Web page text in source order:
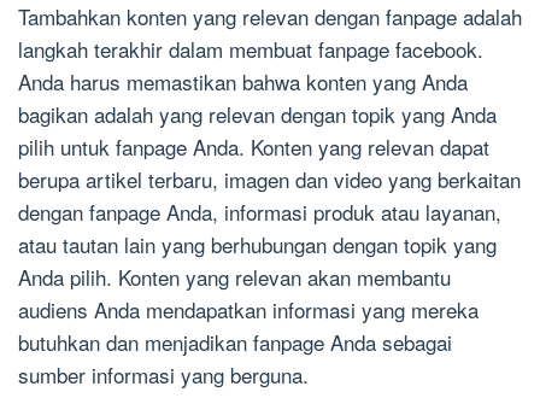
Tambahkan konten yang relevan dengan fanpage adalah
langkah terakhir dalam membuat fanpage facebook.
Anda harus memastikan bahwa konten yang Anda
bagikan adalah yang relevan dengan topik yang Anda
pilih untuk fanpage Anda. Konten yang relevan dapat
berupa artikel terbaru, imagen dan video yang berkaitan
dengan fanpage Anda, informasi produk atau layanan,
atau tautan lain yang berhubungan dengan topik yang
Anda pilih. Konten yang relevan akan membantu
audiens Anda mendapatkan informasi yang mereka
butuhkan dan menjadikan fanpage Anda sebagai
sumber informasi yang berguna.